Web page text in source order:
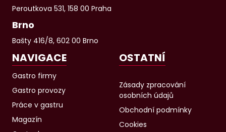
Peroutkova 531, 158 00 Praha
Brno
Bašty 416/8, 602 00 Brno
NAVIGACE
Gastro firmy
Gastro provozy
Práce v gastru
Magazín
OSTATNÍ
Zásady zpracování
osobních údajů
Obchodní podmínky
Cookies